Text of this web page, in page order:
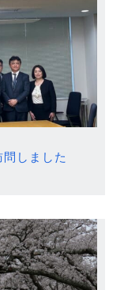
しました